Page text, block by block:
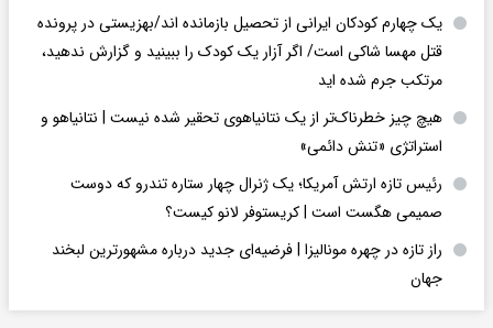
یک چهارم کودکان ایرانی از تحصیل بازمانده اند/بهزیستی در پرونده
قتل مهسا شاکی است/ اگر آزار یک کودک را ببینید و گزارش ندهید،
مرتکب جرم شده اید
هیچ چیز خطرناک‌تر از یک نتانیاهوی تحقیر شده نیست | نتانیاهو و
استراتژی «تنش دائمی»
رئیس تازه ارتش آمریکا؛ یک ژنرال چهار ستاره تندرو که دوست
صمیمی هگست است | کریستوفر لانو کیست؟
راز تازه در چهره مونالیزا | فرضیه‌ای جدید درباره مشهورترین لبخند
جهان